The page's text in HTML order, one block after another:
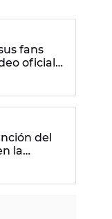
fans
oficial
del
la